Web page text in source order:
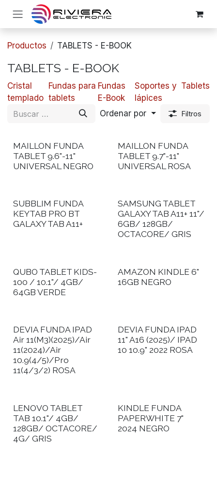
Ir al contenido
Productos TABLETS - E-BOOK
TABLETS - E-BOOK
Cristal
templado
Fundas para
tablets
Fundas
E-Book
Soportes y
lápices
Tablets
Ordenar por Filtros
MAILLON FUNDA
TABLET 9.6"-11"
UNIVERSAL NEGRO
MAILLON FUNDA
TABLET 9.7"-11"
UNIVERSAL ROSA
SUBBLIM FUNDA
KEYTAB PRO BT
GALAXY TAB A11+
SAMSUNG TABLET
GALAXY TAB A11+ 11"/
6GB/ 128GB/
OCTACORE/ GRIS
QUBO TABLET KIDS-
100 / 10.1"/ 4GB/
64GB VERDE
AMAZON KINDLE 6"
16GB NEGRO
DEVIA FUNDA IPAD
Air 11(M3)(2025)/Air
11(2024)/Air
10.9(4/5)/Pro
11(4/3/2) ROSA
DEVIA FUNDA IPAD
11" A16 (2025)/ IPAD
10 10.9" 2022 ROSA
LENOVO TABLET
TAB 10.1"/ 4GB/
128GB/ OCTACORE/
4G/ GRIS
KINDLE FUNDA
PAPERWHITE 7"
2024 NEGRO